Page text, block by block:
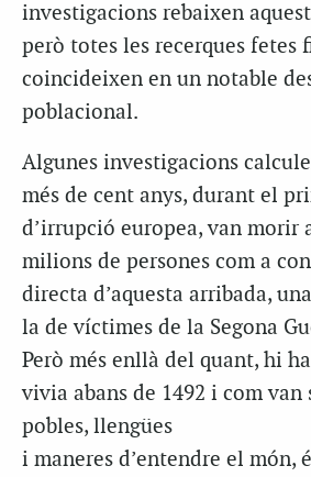
investigacions rebaixen
però totes les recerques fetes
coincideixen en un notable
poblacional.
Algunes investigacions
més de cent anys, durant el
d’irrupció europea, van morir
milions de persones com a
directa d’aquesta arribada,
la de víctimes de la Segona
Però més enllà del quant, hi
vivia abans de 1492 i com
pobles, llengües
i maneres d’entendre el món,